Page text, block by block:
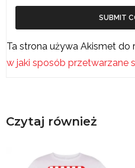
Ta strona używa Akismet do
w jaki sposób przetwarzane
Czytaj również